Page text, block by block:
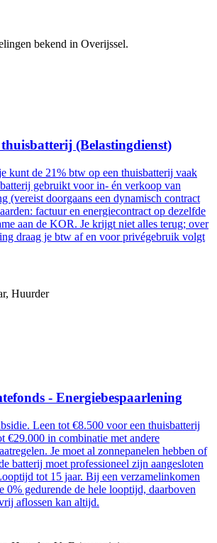
bekend in Overijssel.
(Belastingdienst)
kunt de 21% btw op een thuisbatterij vaak
gebruikt voor in- én verkoop van
(vereist doorgaans een dynamisch contract
factuur en energiecontract op dezelfde
aan de KOR. Je krijgt niet alles terug; over
draag je btw af en voor privégebruik volgt
Huurder
- Energiebespaarlening
Leen tot €8.500 voor een thuisbatterij
€29.000 in combinatie met andere
Je moet al zonnepanelen hebben of
batterij moet professioneel zijn aangesloten
tot 15 jaar. Bij een verzamelinkomen
0% gedurende de hele looptijd, daarboven
aflossen kan altijd.